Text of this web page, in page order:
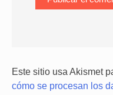
Este sitio usa Akismet
cómo se procesan los